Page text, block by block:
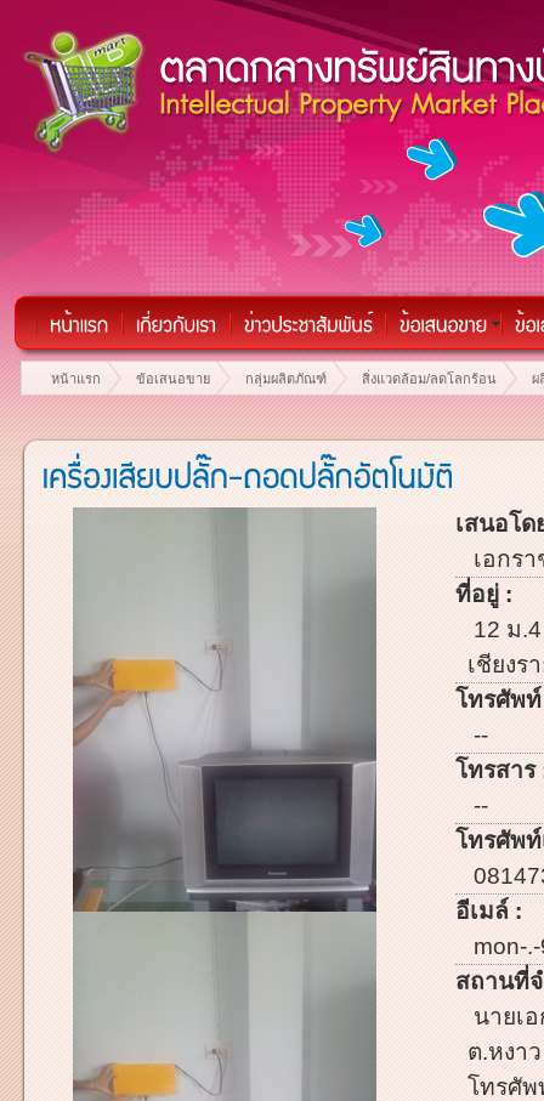
หน้าแรก ข้อเสนอขาย กลุ่มผลิตภัณฑ์ สิ่งแวดล้อม/ลดโลกร้อน ผ
เสนอโด
เอกร
ที่อยู่ :
12 ม
เชียงร
โทรศัพ
--
โทรสาร
--
โทรศัพ
อีเมล์ :
mon-
สถานที่
นายเ
ต.หงา
โทรศัพ